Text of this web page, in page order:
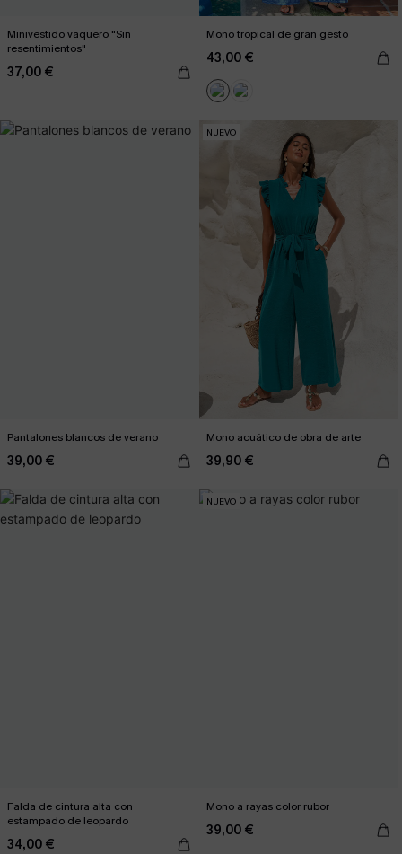
Minivestido vaquero "Sin
resentimientos"
37,00 €
Mono tropical de gran gesto
43,00 €
Pantalones blancos de verano
39,00 €
NUEVO
Mono acuático de obra de arte
39,90 €
Falda de cintura alta con
estampado de leopardo
34,00 €
NUEVO
Mono a rayas color rubor
39,00 €